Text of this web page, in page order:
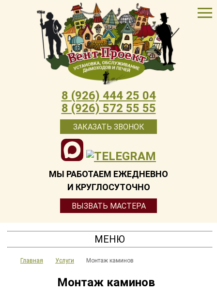
8 (926) 444 25 04
8 (926) 572 55 55
ЗАКАЗАТЬ ЗВОНОК
МЫ РАБОТАЕМ ЕЖЕДНЕВНО
И КРУГЛОСУТОЧНО
ВЫЗВАТЬ МАСТЕРА
МЕНЮ
Главная Услуги Монтаж каминов
Монтаж каминов